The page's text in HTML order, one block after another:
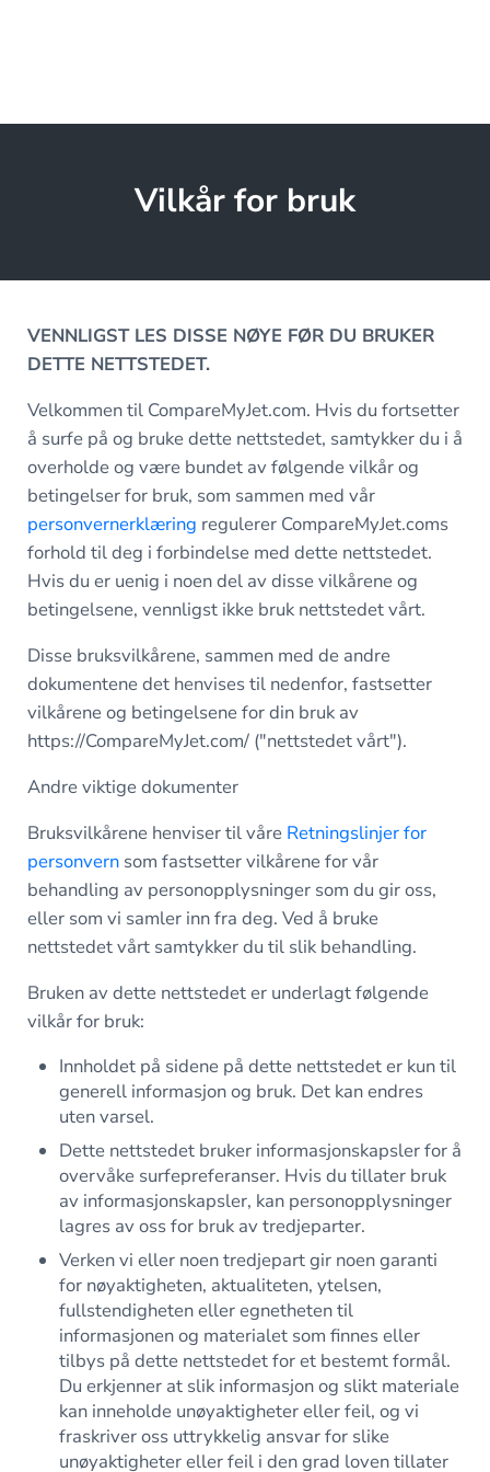
Vilkår for bruk
VENNLIGST LES DISSE NØYE FØR DU BRUKER
DETTE NETTSTEDET.
Velkommen til CompareMyJet.com. Hvis du fortsetter
å surfe på og bruke dette nettstedet, samtykker du i å
overholde og være bundet av følgende vilkår og
betingelser for bruk, som sammen med vår
personvernerklæring regulerer CompareMyJet.coms
forhold til deg i forbindelse med dette nettstedet.
Hvis du er uenig i noen del av disse vilkårene og
betingelsene, vennligst ikke bruk nettstedet vårt.
Disse bruksvilkårene, sammen med de andre
dokumentene det henvises til nedenfor, fastsetter
vilkårene og betingelsene for din bruk av
https://CompareMyJet.com/ ("nettstedet vårt").
Andre viktige dokumenter
Bruksvilkårene henviser til våre Retningslinjer for
personvernsom fastsetter vilkårene for vår
behandling av personopplysninger som du gir oss,
eller som vi samler inn fra deg. Ved å bruke
nettstedet vårt samtykker du til slik behandling.
Bruken av dette nettstedet er underlagt følgende
vilkår for bruk:
Innholdet på sidene på dette nettstedet er kun til
generell informasjon og bruk. Det kan endres
uten varsel.
Dette nettstedet bruker informasjonskapsler for å
overvåke surfepreferanser. Hvis du tillater bruk
av informasjonskapsler, kan personopplysninger
lagres av oss for bruk av tredjeparter.
Verken vi eller noen tredjepart gir noen garanti
for nøyaktigheten, aktualiteten, ytelsen,
fullstendigheten eller egnetheten til
informasjonen og materialet som finnes eller
tilbys på dette nettstedet for et bestemt formål.
Du erkjenner at slik informasjon og slikt materiale
kan inneholde unøyaktigheter eller feil, og vi
fraskriver oss uttrykkelig ansvar for slike
unøyaktigheter eller feil i den grad loven tillater